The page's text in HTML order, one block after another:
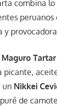
combina
provocadora.
Maguro Tartar
picante,
un Nikkei
de